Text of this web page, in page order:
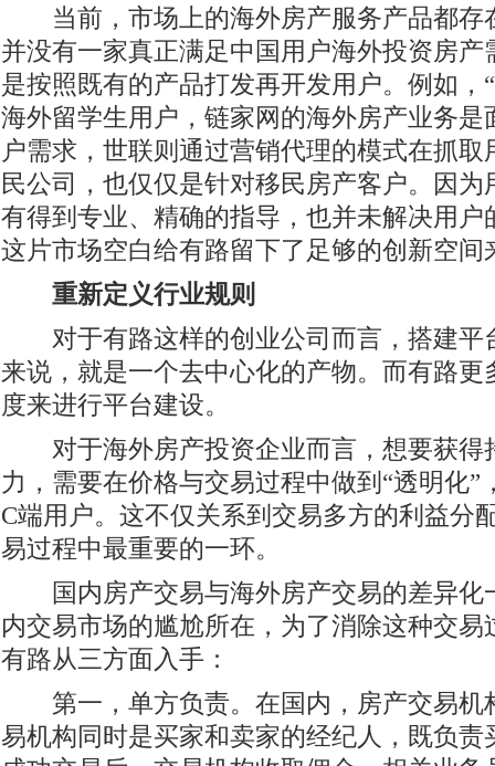
当前，市场上的海外房产服务产品都存
并没有一家真正满足中国用户海外投资房产
是按照既有的产品打发再开发用户。例如，
海外留学生用户，链家网的海外房产业务是
户需求，世联则通过营销代理的模式在抓
民公司，也仅仅是针对移民房产客户。因为
有得到专业、精确的指导，也并未解决用户
这片市场空白给有路留下了足够的创新空间
重新定义行业规则
对于有路这样的创业公司而言，搭建平
来说，就是一个去中心化的产物。而有路更
度来进行平台建设。
对于海外房产投资企业而言，想要获得
力，需要在价格与交易过程中做到“透明化”
C端用户。这不仅关系到交易多方的利益分
易过程中最重要的一环。
国内房产交易与海外房产交易的差异化
内交易市场的尴尬所在，为了消除这种交易
有路从三方面入手：
第一，单方负责。在国内，房产交易机
易机构同时是买家和卖家的经纪人，既负责